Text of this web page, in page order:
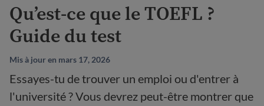
Qu’est-ce que le TOEFL ?
Guide du test
Mis à jour en mars 17, 2026
Essayes-tu de trouver un emploi ou d'entrer à
l'université ? Vous devrez peut-être montrer que